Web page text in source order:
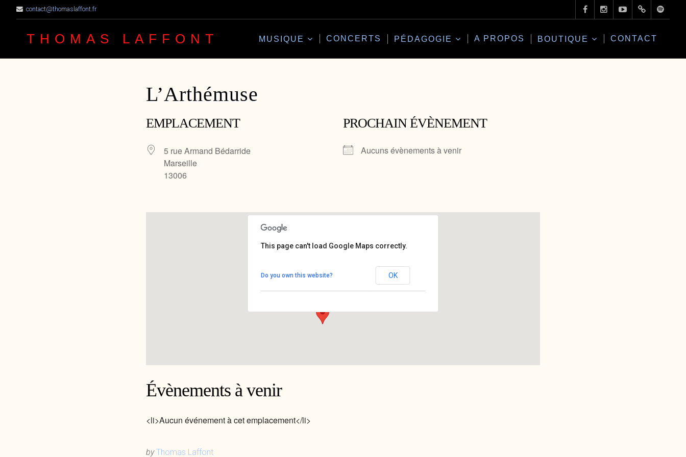
contact@thomaslaffont.fr
THOMAS LAFFONT MUSIQUE CONCERTS PÉDAGOGIE A PROPOS BOUTIQUE CONTACT
L’Arthémuse
EMPLACEMENT
5 rue Armand Bédarride
Marseille
13006
PROCHAIN ÉVÈNEMENT
Aucuns évènements à venir
Voir Évènements
This page can't load Google Maps correctly.
Do you own this website? OK
Évènements à venir
<li>Aucun événement à cet emplacement</li>
by Thomas Laffont